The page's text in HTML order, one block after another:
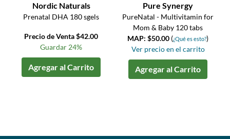
Nordic Naturals
Prenatal DHA 180 sgels
Precio de Venta $42.00
Guardar 24%
Agregar al Carrito
Pure Synergy
PureNatal - Multivitamin for
Mom & Baby 120 tabs
MAP: $50.00 (¿Qué es esto?)
Ver precio en el carrito
Agregar al Carrito